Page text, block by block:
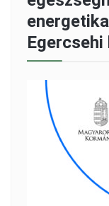
Egercsehi